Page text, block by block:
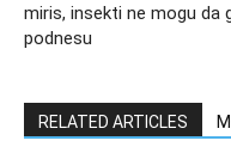
miris, insekti ne mogu da
podnesu
RELATED ARTICLES